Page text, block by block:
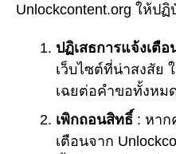
Unlockcontent.org ให้ป
ปฏิเสธการแจ้งเตือ
เว็บไซต์ที่น่าสงสัย
เฉยต่อคำขอทั้งหม
เพิกถอนสิทธิ์ : หาก
เตือนจาก